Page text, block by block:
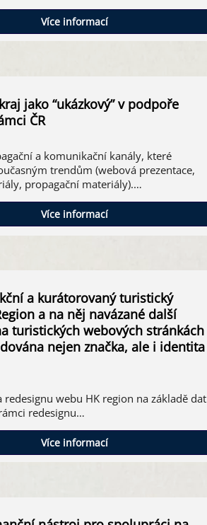
Více informací
jako “ukázkový” v podpoře
ČR
a komunikační kanály, které
trendům (webová prezentace,
propagační materiály).…
Více informací
a kurátorovaný turistický
a na něj navázané další
turistických webových stránkách
nejen značka, ale i identita
redesignu webu HK region na základě dat
redesignu…
Více informací